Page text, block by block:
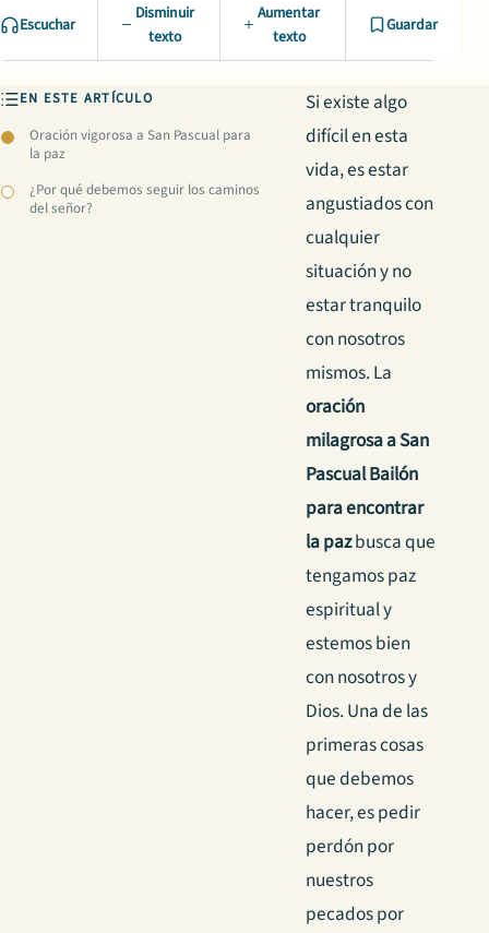
Escuchar
Disminuir
texto
Aumentar
texto
Guardar
EN ESTE ARTÍCULO
Oración vigorosa a San Pascual para
la paz
¿Por qué debemos seguir los caminos
del señor?
Si existe algo
difícil en esta
vida, es estar
angustiados con
cualquier
situación y no
estar tranquilo
con nosotros
mismos. La
oración
milagrosa a San
Pascual Bailón
para encontrar
la pazbusca que
tengamos paz
espiritual y
estemos bien
con nosotros y
Dios. Una de las
primeras cosas
que debemos
hacer, es pedir
perdón por
nuestros
pecados por